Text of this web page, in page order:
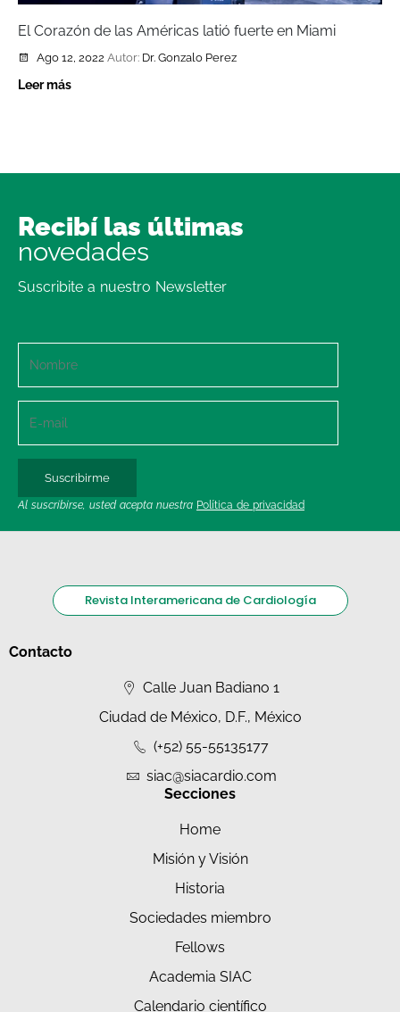
El Corazón de las Américas latió fuerte en Miami
Ago 12, 2022 Autor: Dr. Gonzalo Perez
Leer más
Recibí las últimas
novedades
Suscribite a nuestro Newsletter
Al suscribirse, usted acepta nuestra Política de privacidad
Revista Interamericana de Cardiología
Contacto
Calle Juan Badiano 1
Ciudad de México, D.F., México
(+52) 55-55135177
siac@siacardio.com
Secciones
Home
Misión y Visión
Historia
Sociedades miembro
Fellows
Academia SIAC
Calendario científico